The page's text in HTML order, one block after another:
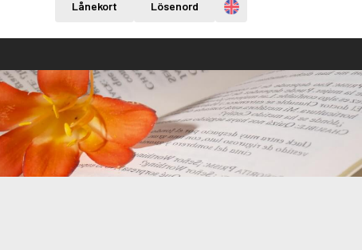
Lånekort Lösenord Engelska